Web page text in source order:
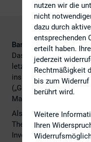
Band 21
Das Thema Diversität
letzten Jahren
insbesondere für die
(„Gender Diversity“) in
Management-Ebenen.
Als weiteren Beitrag
Thema der Diversität
Investor Relations
nutzen wir die
nicht
dazu durch
entsprechenden
erteilt haben.
jederzeit
Rechtmäßigkeit
bis zum
berührt wird.
Weitere
Ihren